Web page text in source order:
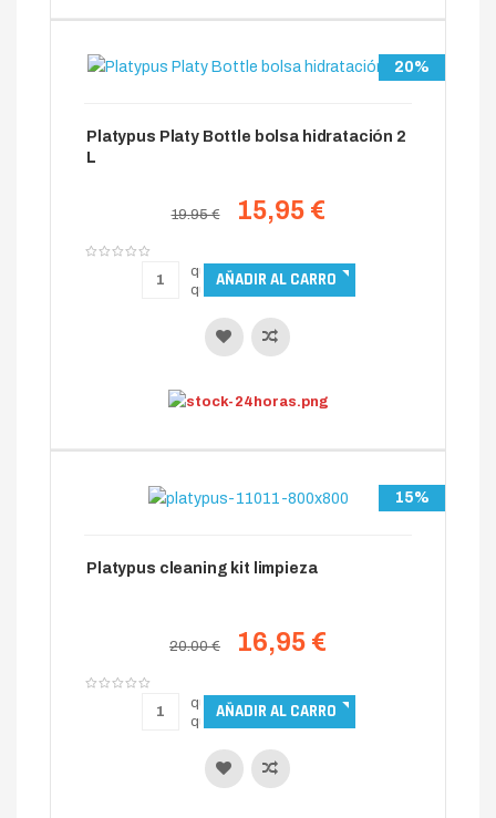
20%
Platypus Platy Bottle bolsa hidratación 2
L
19.95 € 15,95 €
15%
Platypus cleaning kit limpieza
20.00 € 16,95 €